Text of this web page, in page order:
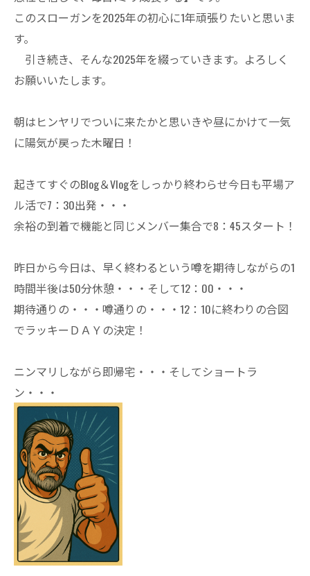
このスローガンを2025年の初心に1年頑張りたいと思いま
す。
引き続き、そんな2025年を綴っていきます。よろしく
お願いいたします。
朝はヒンヤリでついに来たかと思いきや昼にかけて一気
に陽気が戻った木曜日！
起きてすぐのBlog＆Vlogをしっかり終わらせ今日も平場ア
ル活で7：30出発・・・
余裕の到着で機能と同じメンバー集合で8：45スタート！
昨日から今日は、早く終わるという噂を期待しながらの1
時間半後は50分休憩・・・そして12：00・・・
期待通りの・・・噂通りの・・・12：10に終わりの合図
でラッキーＤＡＹの決定！
ニンマリしながら即帰宅・・・そしてショートラ
ン・・・